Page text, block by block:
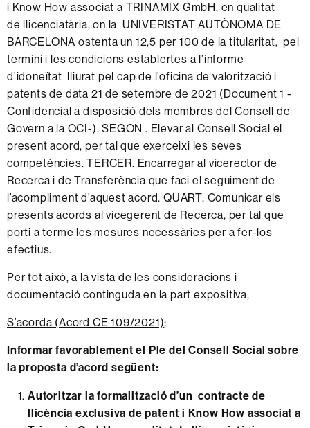
i Know How associat a TRINAMIX GmbH, en qualitat
de llicenciatària, on la UNIVERISTAT AUTÒNOMA DE
BARCELONA ostenta un 12,5 per 100 de la titularitat, pel
termini i les condicions establertes a l’informe
d’idoneïtat lliurat pel cap de l’oficina de valorització i
patents de data 21 de setembre de 2021 (Document 1 -
Confidencial a disposició dels membres del Consell de
Govern a la OCI-). SEGON . Elevar al Consell Social el
present acord, per tal que exerceixi les seves
competències. TERCER. Encarregar al vicerector de
Recerca i de Transferència que faci el seguiment de
l’acompliment d’aquest acord. QUART. Comunicar els
presents acords al vicegerent de Recerca, per tal que
porti a terme les mesures necessàries per a fer-los
efectius.
Per tot això, a la vista de les consideracions i
documentació continguda en la part expositiva,
S’acorda (Acord CE 109/2021):
Informar favorablement el Ple del Consell Social sobre
la proposta d’acord següent:
Autoritzar la formalització d’un contracte de
llicència exclusiva de patent i Know How associat a